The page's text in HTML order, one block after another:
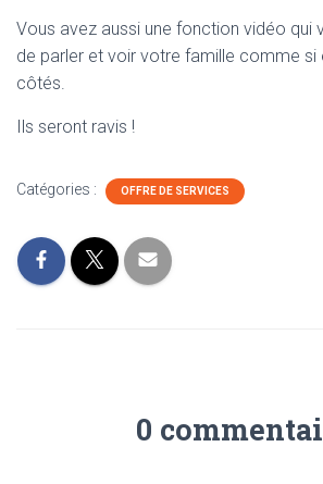
Vous avez aussi une fonction vidéo qui
de parler et voir votre famille comme si
côtés.
Ils seront ravis !
Catégories : OFFRE DE SERVICES
0